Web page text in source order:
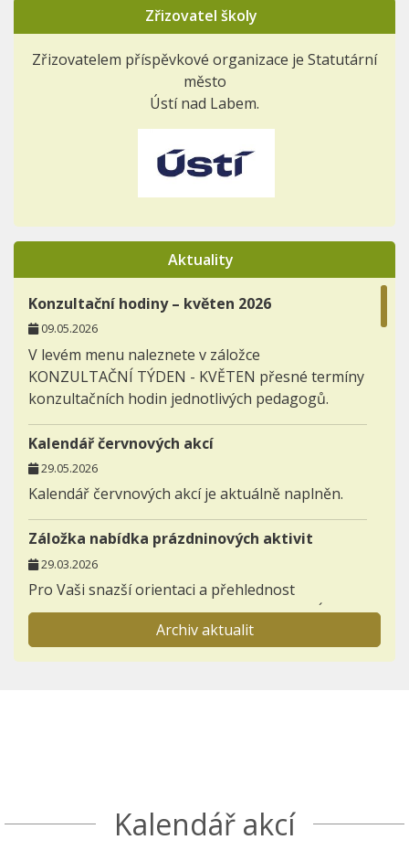
Zřizovatel školy
Zřizovatelem příspěvkové organizace je Statutární
město
Ústí nad Labem.
Aktuality
Konzultační hodiny – květen 2026
09.05.2026
V levém menu naleznete v záložce
KONZULTAČNÍ TÝDEN - KVĚTEN přesné termíny
konzultačních hodin jednotlivých pedagogů.
Kalendář červnových akcí
29.05.2026
Kalendář červnových akcí je aktuálně naplněn.
Záložka nabídka prázdninových aktivit
29.03.2026
Pro Vaši snazší orientaci a přehlednost
zakládáme novou záložku AKTIVITY - NABÍDKA
PRÁZDNINOVÝCH AKTIVIT.
Seznamte se s akcemi den otevřených dveří a
Škola nanečisto.
Archiv aktualit
Kalendář akcí